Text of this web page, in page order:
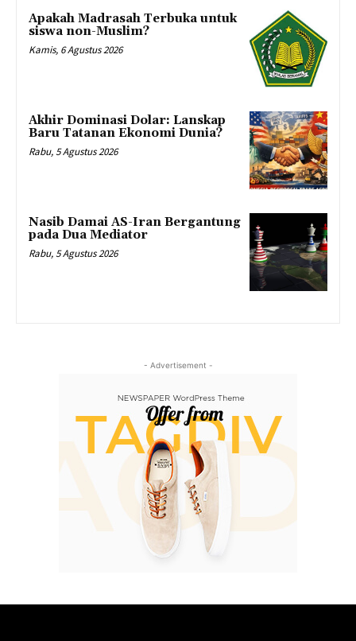
Apakah Madrasah Terbuka untuk
siswa non-Muslim?
Kamis, 6 Agustus 2026
Akhir Dominasi Dolar: Lanskap
Baru Tatanan Ekonomi Dunia?
Rabu, 5 Agustus 2026
Nasib Damai AS-Iran Bergantung
pada Dua Mediator
Rabu, 5 Agustus 2026
- Advertisement -